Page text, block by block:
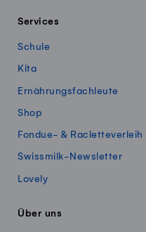
Services
Schule
Kita
Ernährungsfachleute
Shop
Fondue- & Racletteverleih
Swissmilk-Newsletter
Lovely
Über uns